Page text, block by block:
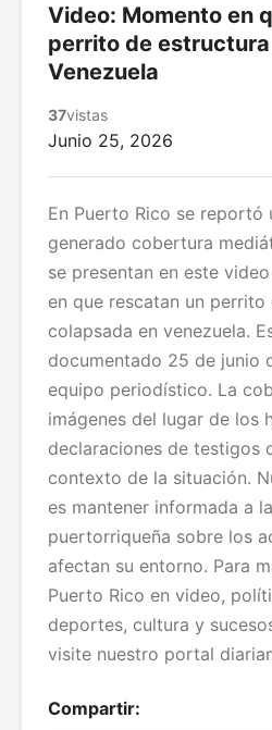
Video: Momento en
perrito de
Venezuela
37vistas
Junio 25, 2026
En Puerto Rico se reportó
generado cobertura
se presentan en este
en que rescatan un
colapsada en venezuela.
documentado 25 de junio
equipo periodístico. La
imágenes del lugar de los
declaraciones de testigos
contexto de la situación.
es mantener informada a
puertorriqueña sobre los
afectan su entorno. Para
Puerto Rico en video,
deportes, cultura y
visite nuestro portal
Compartir: